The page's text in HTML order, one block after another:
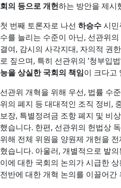
회의 등으로 개헌하는 방안을 제시
첫 번째 토론자로 나선 하승수시민
수를 늘리는 수준이 아닌, 선관위
결여, 감시의 사각지대, 자의적 권
로 짚으며, 특히 선관위의 ‘청부입
능을 상실한 국회의 책임이 크다고
선관위 개혁을 위해 우선, 법률 수
위의 폐지 등 대대적인 조직 정비,
보장, 특별정려금 조항 폐지 및 비
했습니다. 한편, 선관위의 헌법상
위해 전체 위원을 양원제 개헌을
혔습니다. 아울러, 개별적으로 발
이에 대한 국회의 논의가 시급한
전반에 대한 개혁 논의를 이끌어